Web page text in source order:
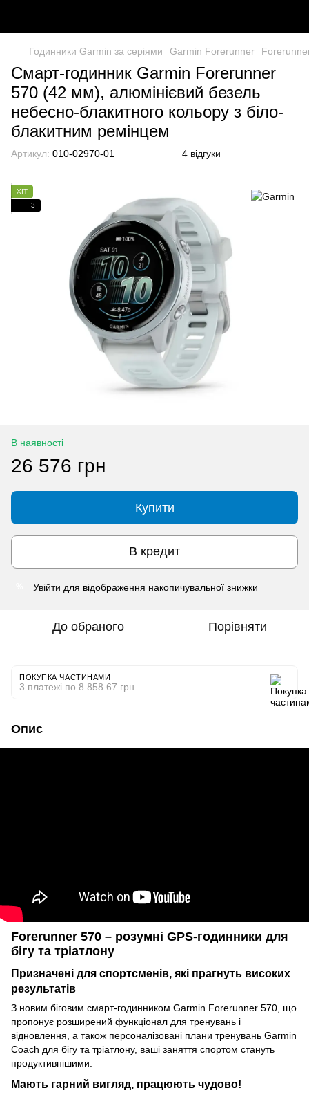
Годинники Garmin за серіями Garmin Forerunner
Смарт-годинник Garmin Forerunner
570 (42 мм), алюмінієвий безель
небесно-блакитного кольору з біло-
блакитним ремінцем
Артикул: 010-02970-01 4 відгуки
ХІТ
3
В наявності
26 576 грн
Купити
В кредит
Увійти для відображення накопичувальної знижки
До обраного Порівняти
ПОКУПКА ЧАСТИНАМИ
3 платежі по 8 858.67 грн
Опис
Forerunner 570 – розумні GPS-годинники для
бігу та тріатлону
Призначені для спортсменів, які прагнуть високих
результатів
З новим біговим смарт-годинником Garmin Forerunner 570, що
пропонує розширений функціонал для тренувань і
відновлення, а також персоналізовані плани тренувань Garmin
Coach для бігу та тріатлону, ваші заняття спортом стануть
продуктивнішими.
Мають гарний вигляд, працюють чудово!